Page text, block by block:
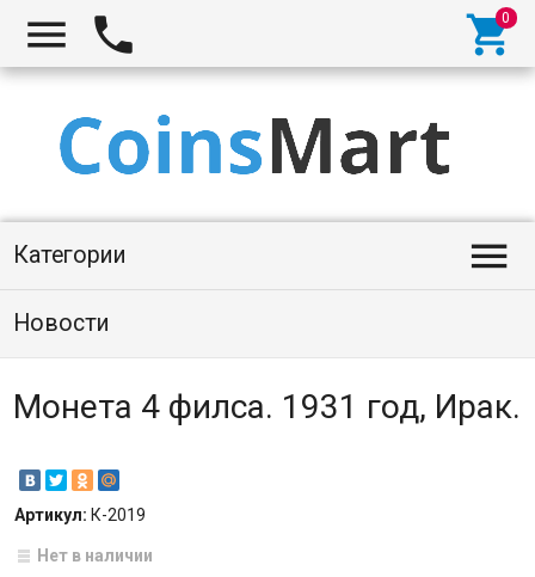
  
Категории 
Новости
Монета 4 филса. 1931 год, Ирак.
Артикул: К-2019
Нет в наличии